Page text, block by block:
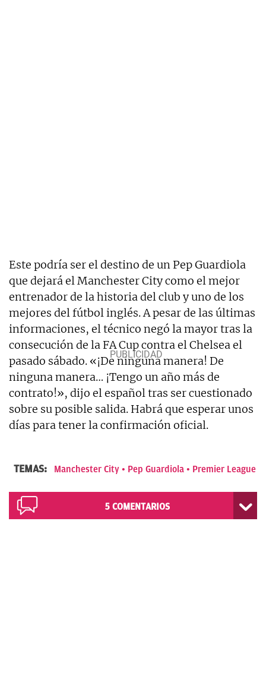
Este podría ser el destino de un Pep Guardiola
que dejará el Manchester City como el mejor
entrenador de la historia del club y uno de los
mejores del fútbol inglés. A pesar de las últimas
informaciones, el técnico negó la mayor tras la
consecución de la FA Cup contra el Chelsea el
pasado sábado. «¡De ninguna manera! De
ninguna manera… ¡Tengo un año más de
contrato!», dijo el español tras ser cuestionado
sobre su posible salida. Habrá que esperar unos
días para tener la confirmación oficial.
TEMAS: Manchester City Pep Guardiola Premier League
5 COMENTARIOS